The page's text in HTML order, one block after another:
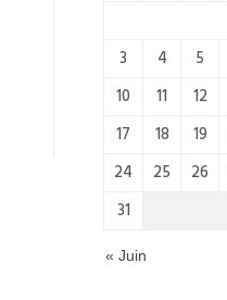
3
4 5
10
11 12
17
18 19
24
25 26
31
« Juin